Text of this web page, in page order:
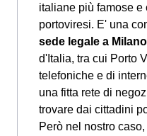
italiane più famose
portoviresi. E' una
sede legale a Milano
d'Italia, tra cui Porto
telefoniche e di
una fitta rete di
trovare dai cittadini
Però nel nostro